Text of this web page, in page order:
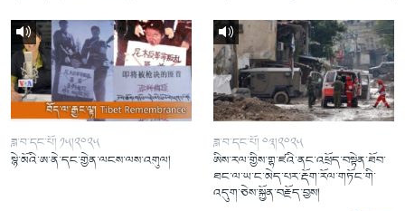
ཟླ་བ་དང་པོ། ༡༥།༢༠༢༥
སྙེ་མོའི་ཨ་ནེ་དང་གྱེན་ལངས་ལས་འགུལ།
ཟླ་བ་དང་པོ། ༠༣།༢༠༢༥
ཨིས་རལ་གྱིས་གྷ་ཛའི་ནང་འཕྲོད་བསྟེན་ཐོབ་
ཐང་ལ་ཡ་ང་མེད་པར་རྡོག་རོལ་གཏོང་གི་
འདུག་ཅེས་སྐྱོན་བརྗོད་བྱས།